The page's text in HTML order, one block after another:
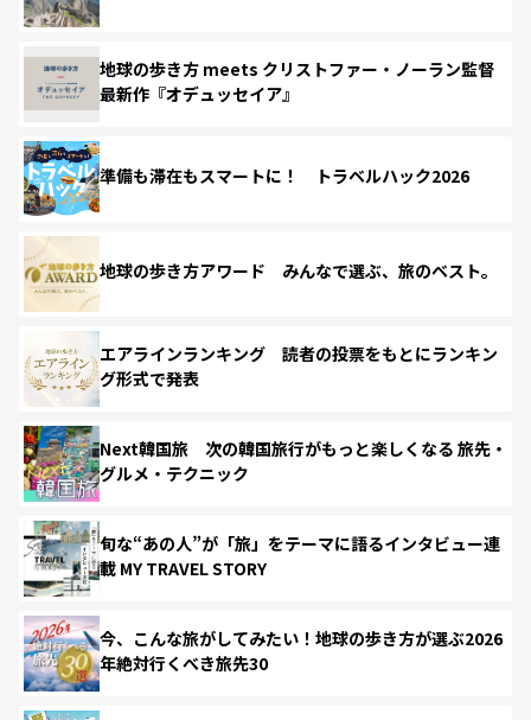
地球の歩き方 meets クリストファー・ノーラン監督
最新作『オデュッセイア』
準備も滞在もスマートに！ トラベルハック2026
地球の歩き方アワード みんなで選ぶ、旅のベスト。
エアラインランキング 読者の投票をもとにランキン
グ形式で発表
Next韓国旅 次の韓国旅行がもっと楽しくなる 旅先・
グルメ・テクニック
旬な“あの人”が「旅」をテーマに語るインタビュー連
載 MY TRAVEL STORY
今、こんな旅がしてみたい！地球の歩き方が選ぶ2026
年絶対行くべき旅先30